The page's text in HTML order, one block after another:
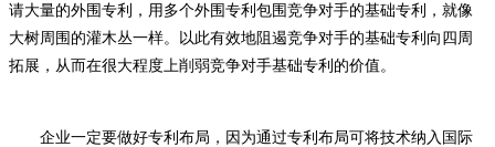
请大量的外围专利，用多个外围专利包围竞争对手的基础专利，就像
大树周围的灌木丛一样。以此有效地阻遏竞争对手的基础专利向四周
拓展，从而在很大程度上削弱竞争对手基础专利的价值。
企业一定要做好专利布局，因为通过专利布局可将技术纳入国际